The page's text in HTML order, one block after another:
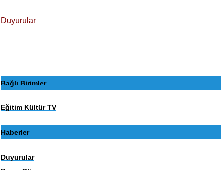
Duyurular
Bağlı Birimler
Eğitim Kültür TV
Haberler
Duyurular